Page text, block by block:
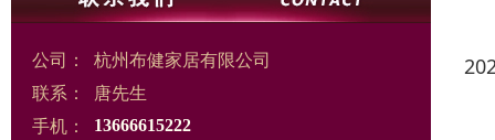
公司：
杭州布健家居有限公司
联系：
唐先生
手机：
13666615222